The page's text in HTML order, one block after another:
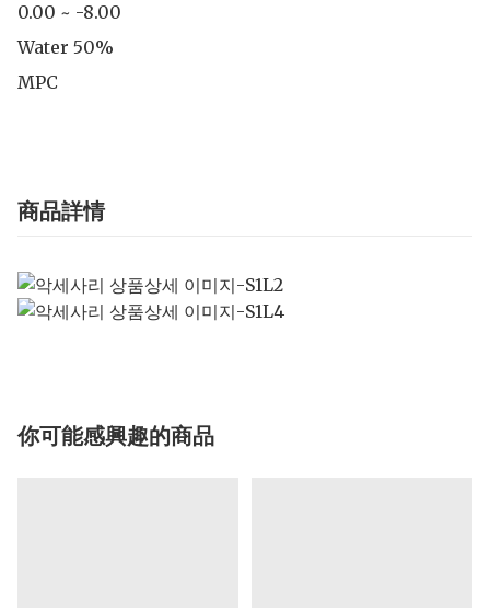
0.00 ~ -8.00
Water 50%
MPC
商品詳情
你可能感興趣的商品